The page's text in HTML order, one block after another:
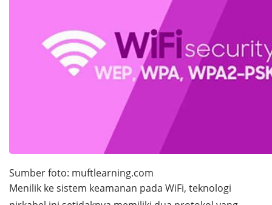
Sumber foto: muftlearning.com
Menilik ke sistem keamanan pada WiFi, teknologi